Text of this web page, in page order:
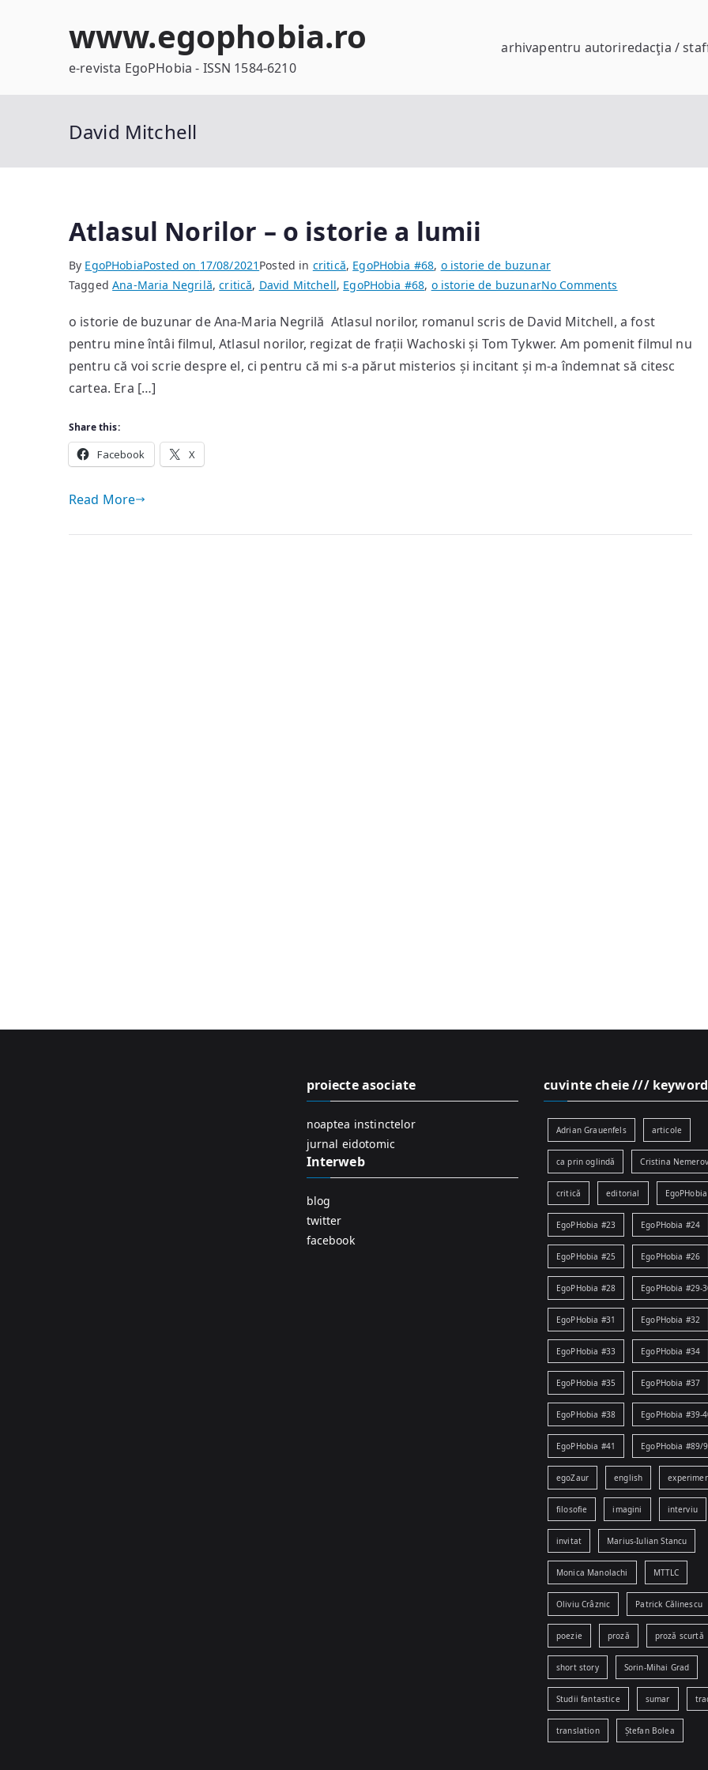
www.egophobia.ro
e-revista EgoPHobia - ISSN 1584-6210
arhivapentru autoriredacţia /
David Mitchell
Atlasul Norilor – o istorie a lumii
By EgoPHobiaPosted on 17/08/2021 Posted in critică, EgoPHobia #68, o istorie de buzunar
TaggedAna-Maria Negrilă,critică, David Mitchell, EgoPHobia #68, o istorie de buzunarNo Comments
Norilor
–
o
o istorie de buzunar de Ana-Maria Negrilă Atlasul norilor, romanul scris de David Mitchell, a fost
pentru mine întâi filmul, Atlasul norilor, regizat de frații Wachoski și Tom Tykwer. Am pomenit filmul nu
pentru că voi scrie despre el, ci pentru că mi s-a părut misterios și incitant și m-a îndemnat să citesc
cartea. Era […]
Share this:
Facebook X
Read More
proiecte asociate
noaptea instinctelor
jurnal eidotomic
Interweb
blog
twitter
facebook
cuvinte cheie ///
Adrian Grauenfels articole
ca prin oglindă Cristina
critică editorial
EgoPHobia #23 EgoPHobia #24
EgoPHobia #25 EgoPHobia #26
EgoPHobia #28 EgoPHobia #29-
EgoPHobia #31 EgoPHobia #32
EgoPHobia #33 EgoPHobia #34
EgoPHobia #35 EgoPHobia #37
EgoPHobia #38 EgoPHobia #39-
EgoPHobia #41 EgoPHobia #89/
egoZaur english
filosofie imagini interviu
invitat Marius-Iulian Stancu
Monica Manolachi MTTLC
Oliviu Crâznic Patrick Călinescu
poezie proză proză scurtă
short story Sorin-Mihai Grad
Studii fantastice sumar
translation Ștefan Bolea